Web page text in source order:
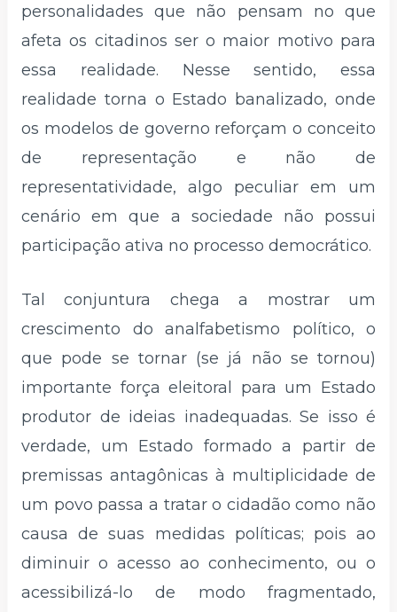
personalidades que não pensam no que
afeta os citadinos ser o maior motivo para
essa realidade. Nesse sentido, essa
realidade torna o Estado banalizado, onde
os modelos de governo reforçam o conceito
de representação e não de
representatividade, algo peculiar em um
cenário em que a sociedade não possui
participação ativa no processo democrático.
Tal conjuntura chega a mostrar um
crescimento do analfabetismo político, o
que pode se tornar (se já não se tornou)
importante força eleitoral para um Estado
produtor de ideias inadequadas. Se isso é
verdade, um Estado formado a partir de
premissas antagônicas à multiplicidade de
um povo passa a tratar o cidadão como não
causa de suas medidas políticas; pois ao
diminuir o acesso ao conhecimento, ou o
acessibilizá-lo de modo fragmentado,